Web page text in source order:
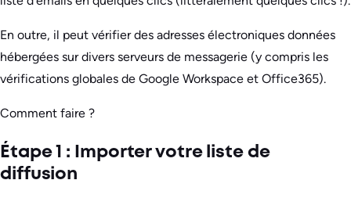
En outre, il peut vérifier des adresses électroniques données
hébergées sur divers serveurs de messagerie (y compris les
vérifications globales de Google Workspace et Office365).
Comment faire ?
Étape 1 : Importer votre liste de
diffusion